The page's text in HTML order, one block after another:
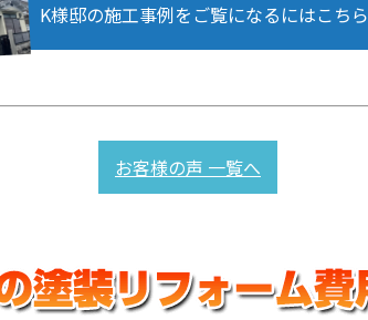
K様邸の施工事例をご覧になるにはこちら
お客様の声 一覧へ